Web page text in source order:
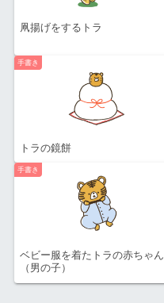
凧揚げをするトラ
手書き
トラの鏡餅
手書き
ベビー服を着たトラの赤ちゃん
（男の子）